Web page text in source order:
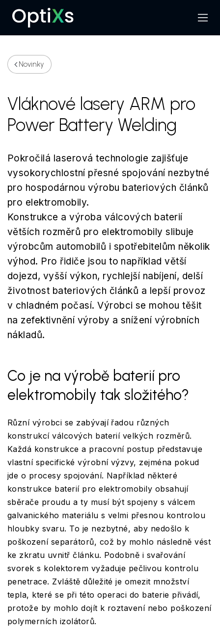
Hledat
Menu
Novinky
Vláknové lasery ARM pro
Power Battery Welding
Pokročilá laserová technologie zajišťuje
vysokorychlostní přesné spojování nezbytné
pro hospodárnou výrobu bateriových článků
pro elektromobily.
Konstrukce a výroba válcových baterií
větších rozměrů pro elektromobily slibuje
výrobcům automobilů i spotřebitelům několik
výhod. Pro řidiče jsou to například větší
dojezd, vyšší výkon, rychlejší nabíjení, delší
životnost bateriových článků a lepší provoz
v chladném počasí. Výrobci se mohou těšit
na zefektivnění výroby a snížení výrobních
nákladů.
Co je na výrobě baterií pro
elektromobily tak složitého?
Různí výrobci se zabývají řadou různých
konstrukcí válcových baterií velkých rozměrů.
Každá konstrukce a pracovní postup představuje
vlastní specifické výrobní výzvy, zejména pokud
jde o procesy spojování. Například některé
konstrukce baterií pro elektromobily obsahují
sběrače proudu a ty musí být spojeny s válcem
galvanického materiálu s velmi přesnou kontrolou
hloubky svaru. To je nezbytné, aby nedošlo k
poškození separátorů, což by mohlo následně vést
ke zkratu uvnitř článku. Podobně i svařování
svorek s kolektorem vyžaduje pečlivou kontrolu
penetrace. Zvláště důležité je omezit množství
tepla, které se při této operaci do baterie přivádí,
protože by mohlo dojít k roztavení nebo poškození
polymerních izolátorů.